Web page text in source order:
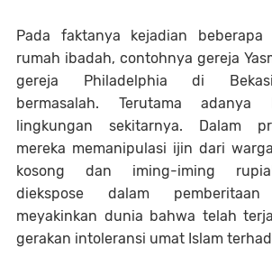
Pada faktanya kejadian beberapa
rumah ibadah, contohnya gereja
gereja Philadelphia di
bermasalah. Terutama adanya
lingkungan sekitarnya. Dalam
mereka memanipulasi ijin dari
kosong dan iming-iming
diekspose dalam
meyakinkan dunia bahwa telah
gerakan intoleransi umat Islam